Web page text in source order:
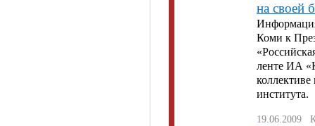
на своей
Коми к
ленте ИА
института.
19.06.2009